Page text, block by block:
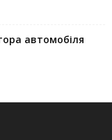
автомобіля